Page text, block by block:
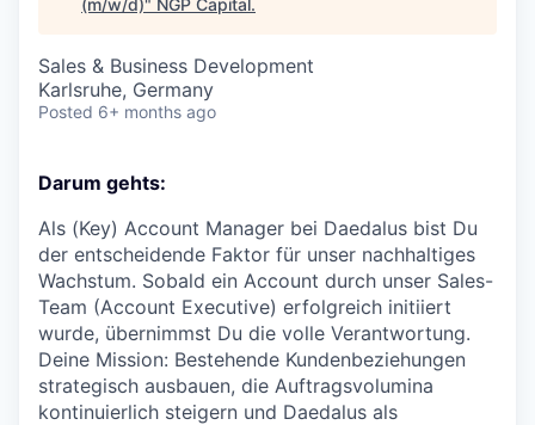
(m/w/d)" NGP Capital.
Sales & Business Development
Karlsruhe, Germany
Posted 6+ months ago
Darum gehts:
Als (Key) Account Manager bei Daedalus bist Du
der entscheidende Faktor für unser nachhaltiges
Wachstum. Sobald ein Account durch unser Sales-
Team (Account Executive) erfolgreich initiiert
wurde, übernimmst Du die volle Verantwortung.
Deine Mission: Bestehende Kundenbeziehungen
strategisch ausbauen, die Auftragsvolumina
kontinuierlich steigern und Daedalus als